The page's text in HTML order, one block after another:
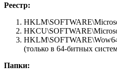
Реестр:
(только в 64-битных
Папки: